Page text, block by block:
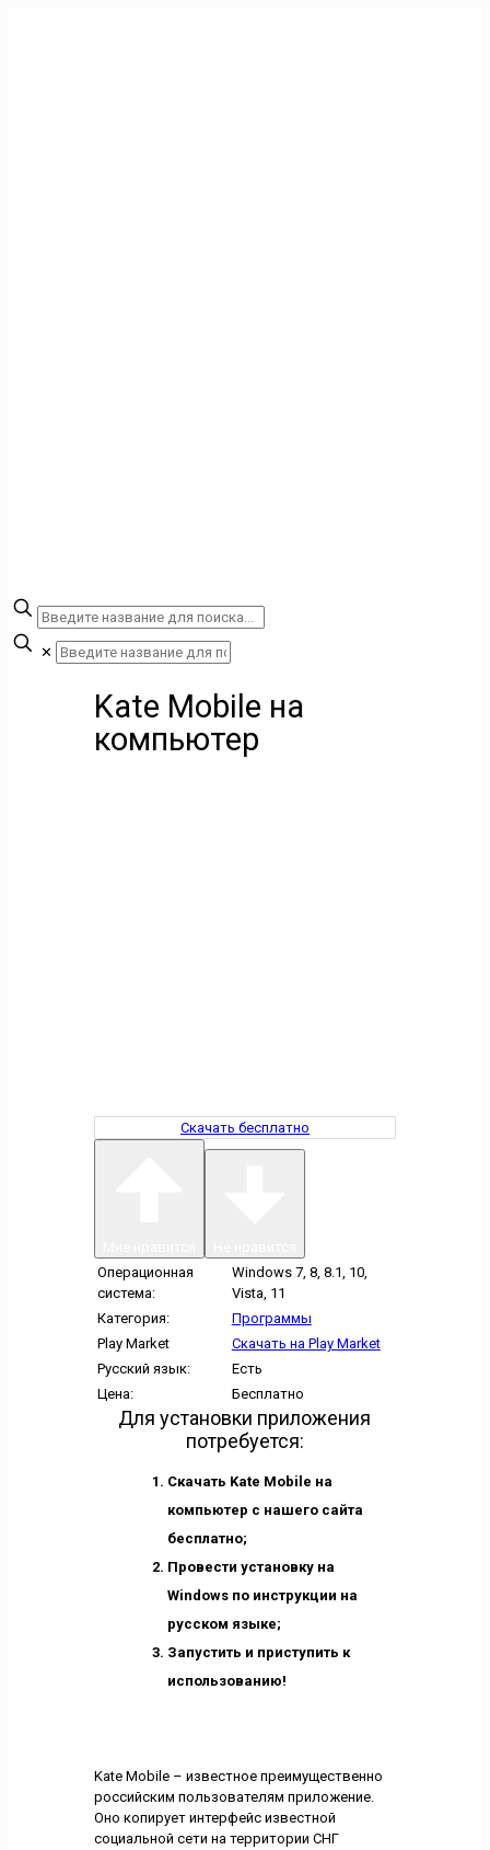
✕
Kate Mobile на
компьютер
Скачать бесплатно
Операционная
система:
Windows 7, 8, 8.1, 10,
Vista, 11
Категория:
Программы
Play Market
Скачать на Play Market
Русский язык:
Есть
Цена:
Бесплатно
Для установки приложения
потребуется:
Скачать Kate Mobile на
компьютер с нашего сайта
бесплатно;
Провести установку на
Windows по инструкции на
русском языке;
Запустить и приступить к
использованию!
Kate Mobile – известное преимущественно
российским пользователям приложение.
Оно копирует интерфейс известной
социальной сети на территории СНГ